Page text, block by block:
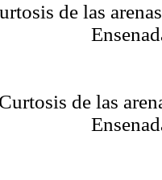
de las
Curtosis de las